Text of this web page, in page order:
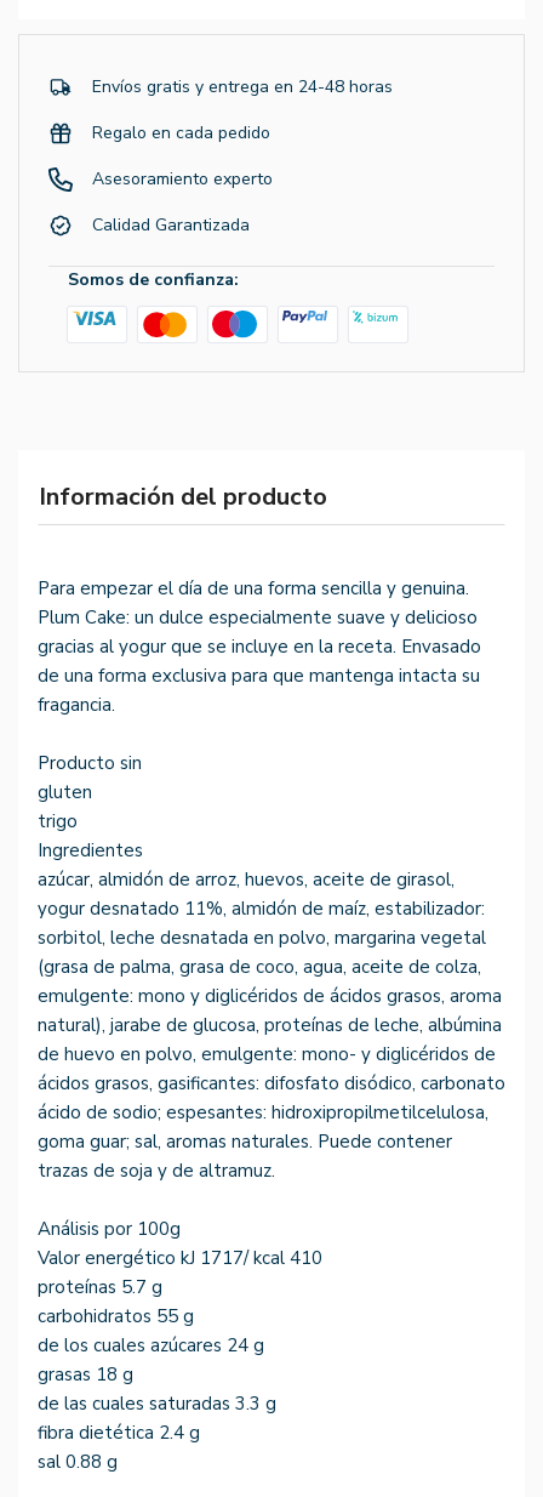
Envíos gratis y entrega en 24-48 horas
Regalo en cada pedido
Asesoramiento experto
Calidad Garantizada
Somos de confianza:
Información del producto
Para empezar el día de una forma sencilla y genuina.
Plum Cake: un dulce especialmente suave y delicioso
gracias al yogur que se incluye en la receta. Envasado
de una forma exclusiva para que mantenga intacta su
fragancia.
Producto sin
gluten
trigo
Ingredientes
azúcar, almidón de arroz, huevos, aceite de girasol,
yogur desnatado 11%, almidón de maíz, estabilizador:
sorbitol, leche desnatada en polvo, margarina vegetal
(grasa de palma, grasa de coco, agua, aceite de colza,
emulgente: mono y diglicéridos de ácidos grasos, aroma
natural), jarabe de glucosa, proteínas de leche, albúmina
de huevo en polvo, emulgente: mono- y diglicéridos de
ácidos grasos, gasificantes: difosfato disódico, carbonato
ácido de sodio; espesantes: hidroxipropilmetilcelulosa,
goma guar; sal, aromas naturales. Puede contener
trazas de soja y de altramuz.
Análisis por 100g
Valor energético kJ 1717/ kcal 410
proteínas 5.7 g
carbohidratos 55 g
de los cuales azúcares 24 g
grasas 18 g
de las cuales saturadas 3.3 g
fibra dietética 2.4 g
sal 0.88 g